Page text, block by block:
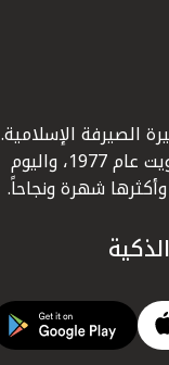
الصيرفة الإسلامية.
وهو أول بنك إسلامي أنشئ في دولة الكويت عام 1977، واليوم
شهرة ونجاحاً.